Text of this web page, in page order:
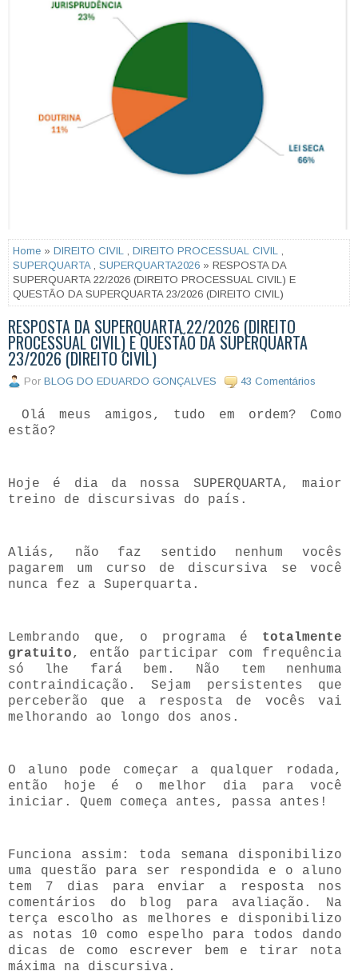
Home » DIREITO CIVIL DIREITO PROCESSUAL CIVIL
SUPERQUARTA
SUPERQUARTA2026 » RESPOSTA DA
SUPERQUARTA 22/2026 (DIREITO PROCESSUAL CIVIL) E
QUESTÃO DA SUPERQUARTA 23/2026 (DIREITO CIVIL)
RESPOSTA DA SUPERQUARTA 22/2026 (DIREITO
PROCESSUAL CIVIL) E QUESTÃO DA SUPERQUARTA
23/2026 (DIREITO CIVIL)
Por BLOG DO EDUARDO GONÇALVES 43 Comentários
Olá meus amigos, tudo em ordem? Como
estão?
Hoje é dia da nossa SUPERQUARTA, maior
treino de discursivas do país.
Aliás, não faz sentido nenhum vocês
pagarem um curso de discursiva se você
nunca fez a Superquarta.
Lembrando que, o programa é totalmente
gratuito, então participar com frequência
só lhe fará bem. Não tem nenhuma
contraindicação. Sejam persistentes que
perceberão que a resposta de vocês vai
melhorando ao longo dos anos.
O aluno pode começar a qualquer rodada,
então hoje é o melhor dia para você
iniciar. Quem começa antes, passa antes!
Funciona assim: toda semana disponibilizo
uma questão para ser respondida e o aluno
tem 7 dias para enviar a resposta nos
comentários do blog para avaliação. Na
terça escolho as melhores e disponibilizo
as notas 10 como espelho para todos dando
dicas de como escrever bem e tirar nota
máxima na discursiva.